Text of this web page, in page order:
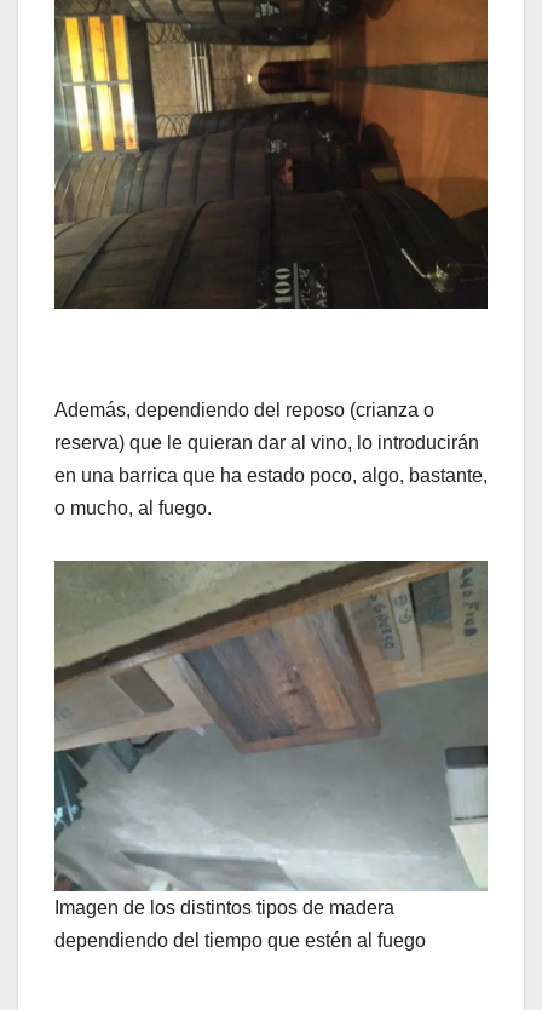
Además, dependiendo del reposo (crianza o
reserva) que le quieran dar al vino, lo introducirán
en una barrica que ha estado poco, algo, bastante,
o mucho, al fuego.
Imagen de los distintos tipos de madera
dependiendo del tiempo que estén al fuego